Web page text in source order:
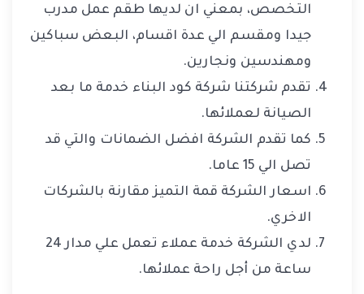
التخصص، بمعني ان لديها طقم عمل مدرب
جيدا ومقسم الي عدة اقسام، البعض سباكين
ومهندسين ونجارين.
تقدم شركتنا شركة كود البناء خدمة ما بعد
الصيانة لعملائها.
كما تقدم الشركة افضل الضمانات والتي قد
تصل الي 15 عاما.
اسعار الشركة قمة التميز مقارنة بالشركات
الاخري.
لدي الشركة خدمة عملاء تعمل علي مدار 24
ساعة من أجل راحة عملائها.